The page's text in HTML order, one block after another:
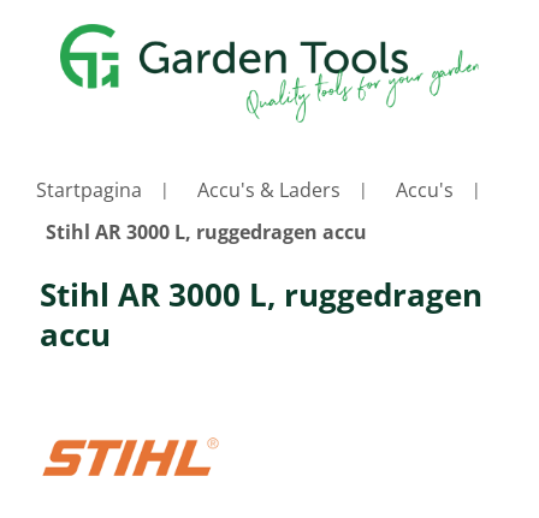
Startpagina Accu's & Laders
Accu's
Stihl AR 3000 L, ruggedragen accu
Stihl AR 3000 L, ruggedragen
accu